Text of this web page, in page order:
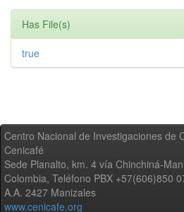
Has File(s)
true
Centro Nacional de Investigaciones de
Cenicafé
Sede Planalto, km. 4 vía Chinchiná-
Colombia, Teléfono PBX +57(606)850
A.A. 2427 Manizales
www.cenicafe.org